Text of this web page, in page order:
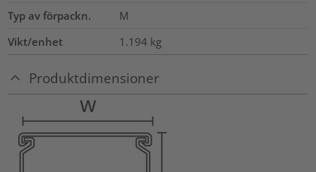
Typ av förpackn.
M
Vikt/enhet
1.194 kg
Produktdimensioner